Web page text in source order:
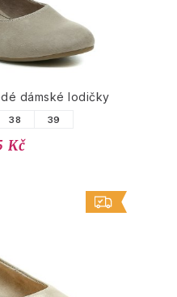
dámské lodičky
38 39
Kč